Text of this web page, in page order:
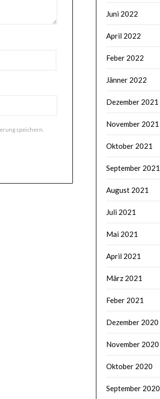
speichern.
Juni 2022
April 2022
Feber 2022
Jänner 2022
Dezember 2021
November 2021
Oktober 2021
September 2021
August 2021
Juli 2021
Mai 2021
April 2021
März 2021
Feber 2021
Dezember 2020
November 2020
Oktober 2020
September 2020